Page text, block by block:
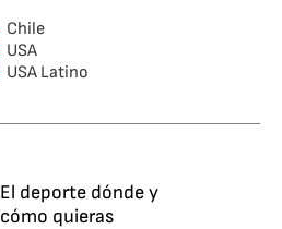
Chile
USA
USA Latino
El deporte dónde y
cómo quieras